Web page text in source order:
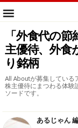
「外食代の
主優待、外食
り銘柄
All Aboutが募集している
株主優待にまつわる体験
ソードです。
あるじゃん